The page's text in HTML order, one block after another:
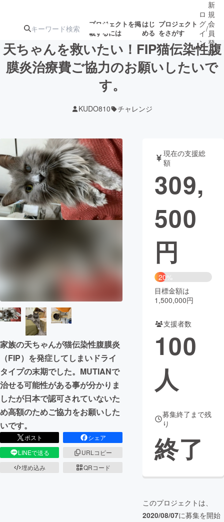
プロジェクトを掲
載するには
はじ
める
プロジェクト
をさがす
注目の新着プロ
テクノロジー・ガジェット
映像・映画 書籍・雑誌
ビジネス・起業 チャレンジ
CAMPFIRE Creation
コミュニティ
ロ
グ
イ
ン
/
新
規
会
員
登
録
天ちゃんを救いたい！FIP猫伝染性腹
膜炎治療費ご協力のお願いしたいで
す。
KUDO810 チャレンジ
家族の天ちゃんが猫伝染性腹膜炎
（FIP）を発症してしまいドライ
タイプの末期でした。MUTIANで
治せる可能性がある事が分かりま
したが日本で認可されていないた
め高額のためご協力をお願いした
いです。
ポスト
シェア
LINEで送る
URLコピー
埋め込み
QRコード
現在の支援総
額
309,
500
円
20%
目標金額は
1,500,000円
支援者数
100
人
募集終了まで残
り
終了
このプロジェクトは、
2020/08/07に募集を開始